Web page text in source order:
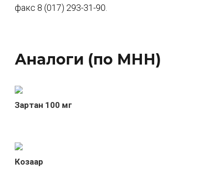
факс 8 (017) 293-31-90.
Аналоги (по МНН)
Зартан 100 мг
Козаар